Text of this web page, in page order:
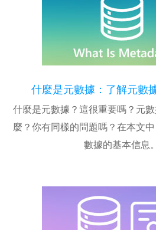
什麼是元數據：了解元數
什麼是元數據？這很重要嗎？元
麼？你有同樣的問題嗎？在本文
數據的基本信息。